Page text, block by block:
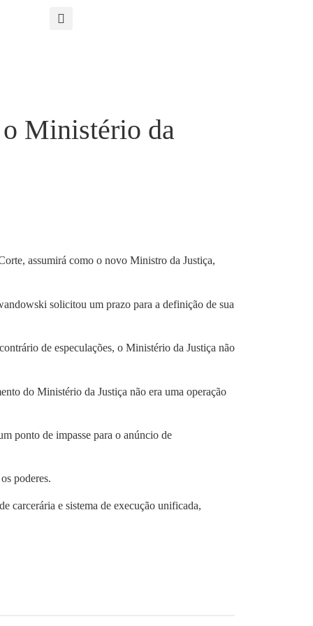
Ministério da
assumirá como o novo Ministro da Justiça,
solicitou um prazo para a definição de sua
de especulações, o Ministério da Justiça não
do Ministério da Justiça não era uma operação
ponto de impasse para o anúncio de
poderes.
carcerária e sistema de execução unificada,